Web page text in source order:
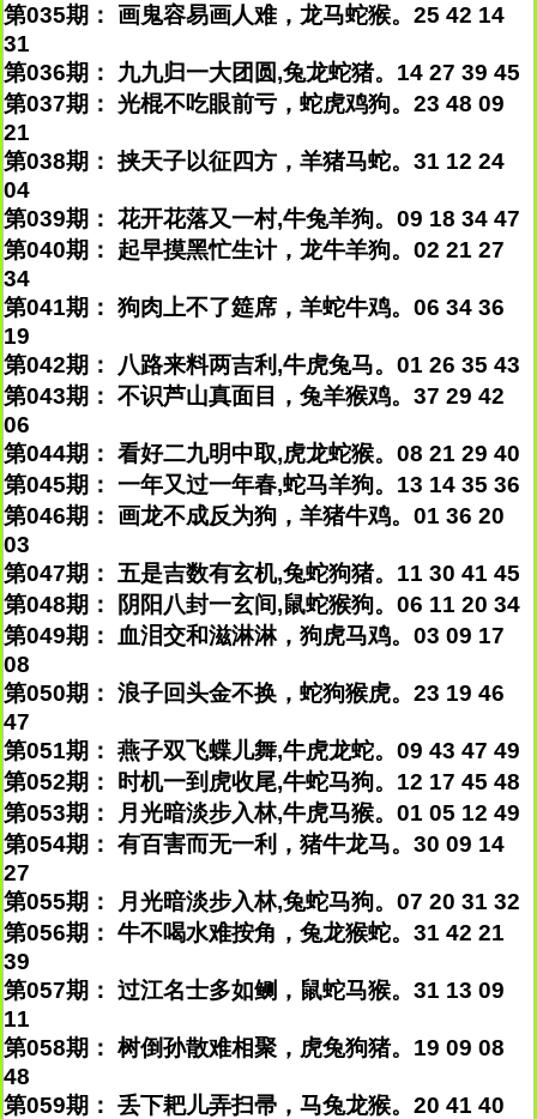
第035期： 画鬼容易画人难，龙马蛇猴。25 42 14
31
第036期： 九九归一大团圆,兔龙蛇猪。14 27 39 45
第037期： 光棍不吃眼前亏，蛇虎鸡狗。23 48 09
21
第038期： 挟天子以征四方，羊猪马蛇。31 12 24
04
第039期： 花开花落又一村,牛兔羊狗。09 18 34 47
第040期： 起早摸黑忙生计，龙牛羊狗。02 21 27
34
第041期： 狗肉上不了筵席，羊蛇牛鸡。06 34 36
19
第042期： 八路来料两吉利,牛虎兔马。01 26 35 43
第043期： 不识芦山真面目，兔羊猴鸡。37 29 42
06
第044期： 看好二九明中取,虎龙蛇猴。08 21 29 40
第045期： 一年又过一年春,蛇马羊狗。13 14 35 36
第046期： 画龙不成反为狗，羊猪牛鸡。01 36 20
03
第047期： 五是吉数有玄机,兔蛇狗猪。11 30 41 45
第048期： 阴阳八封一玄间,鼠蛇猴狗。06 11 20 34
第049期： 血泪交和滋淋淋，狗虎马鸡。03 09 17
08
第050期： 浪子回头金不换，蛇狗猴虎。23 19 46
47
第051期： 燕子双飞蝶儿舞,牛虎龙蛇。09 43 47 49
第052期： 时机一到虎收尾,牛蛇马狗。12 17 45 48
第053期： 月光暗淡步入林,牛虎马猴。01 05 12 49
第054期： 有百害而无一利，猪牛龙马。30 09 14
27
第055期： 月光暗淡步入林,兔蛇马狗。07 20 31 32
第056期： 牛不喝水难按角，兔龙猴蛇。31 42 21
39
第057期： 过江名士多如鲗，鼠蛇马猴。31 13 09
11
第058期： 树倒孙散难相聚，虎兔狗猪。19 09 08
48
第059期： 丢下耙儿弄扫帚，马兔龙猴。20 41 40